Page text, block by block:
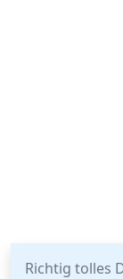
Richtig tolles